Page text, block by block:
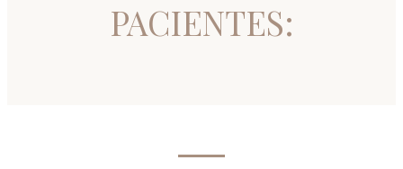
PACIENTES: